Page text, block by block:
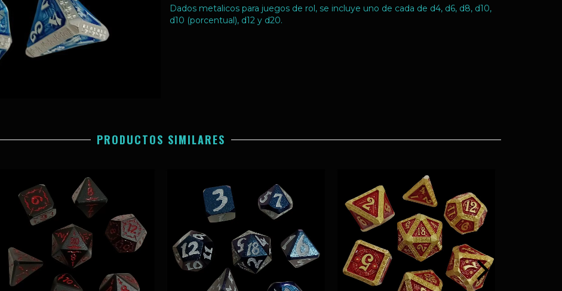
Dados metalicos para juegos de rol, se incluye uno de cada de d4, d6, d8, d10,
d10 (porcentual), d12 y d20.
PRODUCTOS SIMILARES